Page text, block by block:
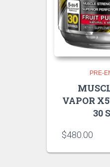
PRE-
VAPOR
30
$480.00